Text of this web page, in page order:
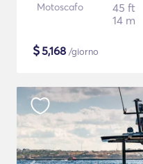
Motoscafo
45 ft
14 m
$5,168 /giorno